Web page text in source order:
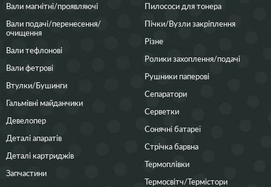
Вали магнітні/проявляючі
Вали подачі/перенесення/
очищення
Вали тефлонові
Вали фетрові
Втулки/Бушинги
Гальмівні майданчики
Девелопер
Деталі апаратів
Деталі картриджів
Запчастини
Пилососи для тонера
Пічки/Вузли закріплення
Різне
Ролики захоплення/подачі
Рушники паперові
Сепаратори
Серветки
Сонячні батареї
Стрічка барвна
Термоплівки
Термосвітч/Термістори